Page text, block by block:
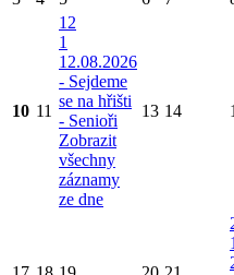
10 11
12
1
12.08.2026
- Sejdeme
se na hřišti
- Senioři
Zobrazit
všechny
záznamy
ze dne
13 14
1